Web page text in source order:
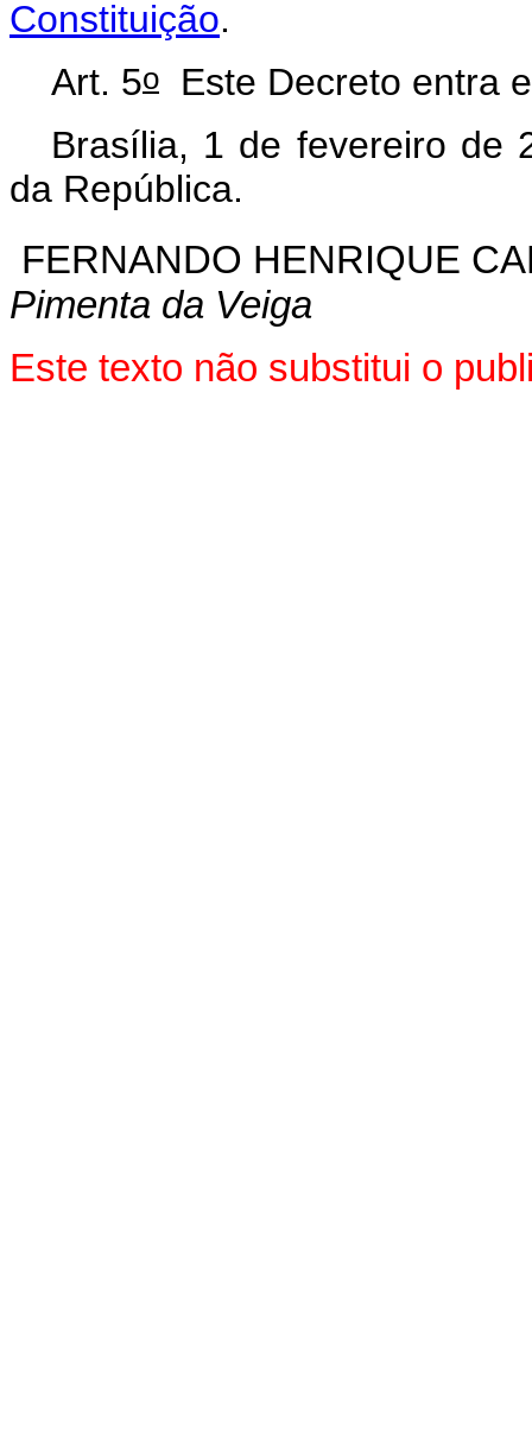
Constituição.
Art. 5o Este Decreto entra
Brasília, 1 de fevereiro de
da República.
FERNANDO HENRIQUE
Pimenta da Veiga
Este texto não substitui o